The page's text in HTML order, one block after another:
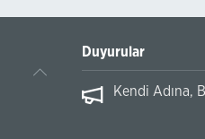
Duyurular
Kendi Adına,